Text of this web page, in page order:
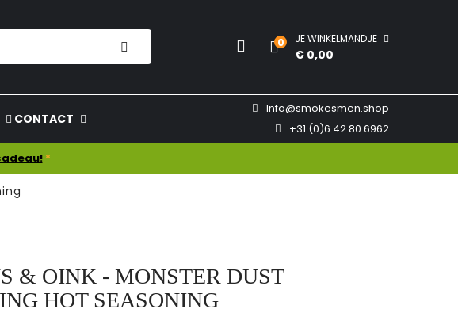
0 JE WINKELMANDJE
€ 0,00
CONTACT
Info@smokesmen.shop
+31 (0)6 42 80 6962
*
& OINK - MONSTER DUST
HOT SEASONING